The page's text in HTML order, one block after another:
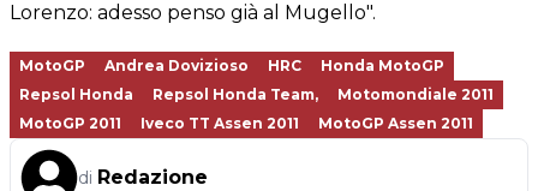
Lorenzo: adesso penso già al Mugello".
MotoGP Andrea Dovizioso HRC
Honda MotoGP
Repsol Honda
Repsol Honda Team,
Motomondiale 2011
MotoGP 2011
Iveco TT Assen 2011 MotoGP Assen 2011
di Redazione